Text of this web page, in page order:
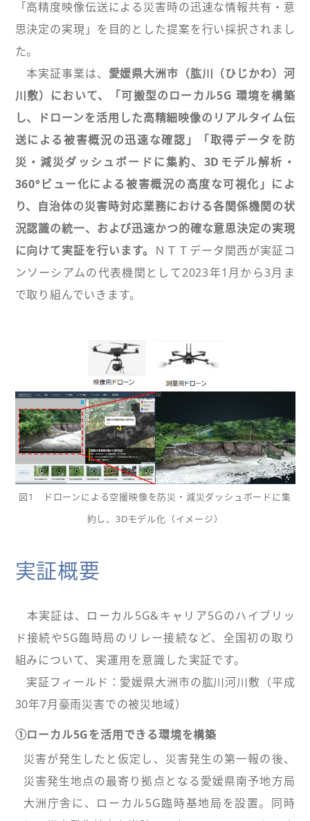
「高精度映像伝送による災害時の迅速な情報共有・意
思決定の実現」を目的とした提案を行い採択されまし
た。
本実証事業は、 愛媛県大洲市（肱川（ひじかわ）河
川敷）において、「可搬型のローカル5G 環境を構築
し、ドローンを活用した高精細映像のリアルタイム伝
送による被害概況の迅速な確認」「取得データを防
災・減災ダッシュボードに集約、3Dモデル解析・
360°ビュー化による被害概況の高度な可視化」によ
り、自治体の災害時対応業務における各関係機関の状
況認識の統一、および迅速かつ的確な意思決定の実現
に向けて実証を行います。
ＮＴＴデータ関西が実証コ
ンソーシアムの代表機関として2023年1月から3月ま
で取り組んでいきます。
図1 ドローンによる空撮映像を防災・減災ダッシュボードに集
約し、3Dモデル化（イメージ）
実証概要
本実証は、ローカル5G&キャリア5Gのハイブリッ
ド接続や5G臨時局のリレー接続など、全国初の取り
組みについて、実運用を意識した実証です。
実証フィールド：愛媛県大洲市の肱川河川敷（平成
30年7月豪雨災害での被災地域）
①ローカル5Gを活用できる環境を構築
災害が発生したと仮定し、災害発生の第一報の後、
災害発生地点の最寄り拠点となる愛媛県南予地方局
大洲庁舎に、ローカル5G臨時基地局を設置。同時